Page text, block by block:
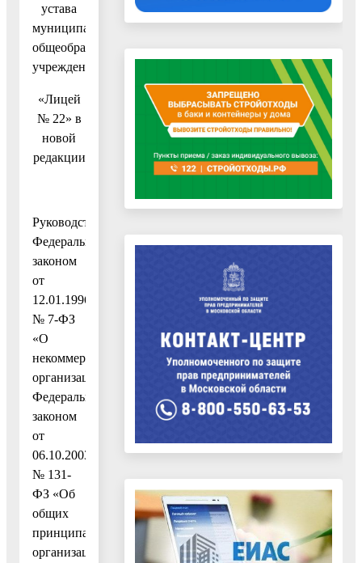
устава
муниципального
общеобразовательного
учреждения
«Лицей
№ 22» в
новой
редакции
Руководствуясь
Федеральным
законом
от
12.01.1996
№ 7-ФЗ
«О
некоммерческих
организациях»,
Федеральным
законом
от
06.10.2003
№ 131-
ФЗ «Об
общих
принципах
организации